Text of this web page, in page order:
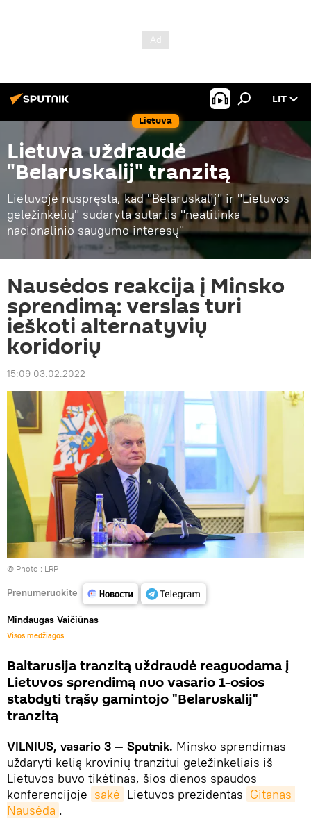
Lietuva
LIT
Lietuva uždraudė
"Belaruskalij" tranzitą
Lietuvoje nuspręsta, kad "Belaruskalij" ir "Lietuvos
geležinkelių" sudaryta sutartis "neatitinka
nacionalinio saugumo interesų"
Nausėdos reakcija į Minsko
sprendimą: verslas turi
ieškoti alternatyvių
koridorių
15:09 03.02.2022
© Photo : LRP
Prenumeruokite
Mindaugas Vaičiūnas
Visos medžiagos
Baltarusija tranzitą uždraudė reaguodama į
Lietuvos sprendimą nuo vasario 1-osios
stabdyti trąšų gamintojo "Belaruskalij"
tranzitą
VILNIUS, vasario 3 — Sputnik. Minsko sprendimas
uždaryti kelią krovinių tranzitui geležinkeliais iš
Lietuvos buvo tikėtinas, šios dienos spaudos
konferencijoje sakė Lietuvos prezidentas Gitanas
Nausėda .